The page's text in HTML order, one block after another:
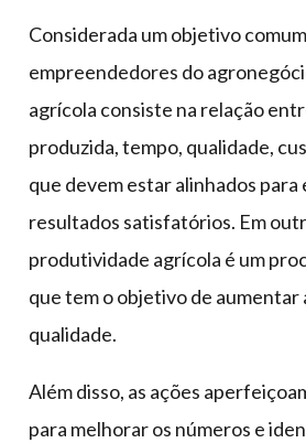
Considerada um objetivo
empreendedores do
agrícola consiste na relação
produzida, tempo, qualidade,
que devem estar alinhados
resultados satisfatórios. Em
produtividade agrícola é um
que tem o objetivo de aumentar
qualidade.
Além disso, as ações
para melhorar os números e